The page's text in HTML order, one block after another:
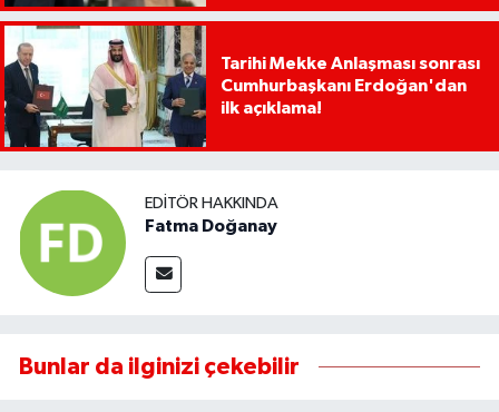
Tarihi Mekke Anlaşması sonrası
Cumhurbaşkanı Erdoğan'dan
ilk açıklama!
EDITÖR HAKKINDA
Fatma Doğanay
Bunlar da ilginizi çekebilir